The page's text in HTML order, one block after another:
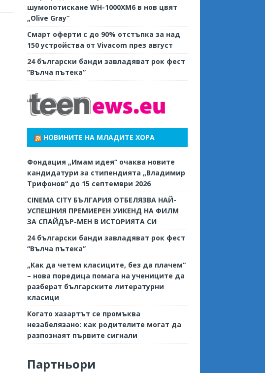
шумопотискане WH-1000XM6 в нов цвят
„Olive Gray“
Смарт оферти с до 90% отстъпка за над
150 устройства от Vivacom през август
24 български банди завладяват рок фест
“Вълча пътека”
НОВИНИТЕ НА МЛАДИТЕ ХОРА
Фондация „Имам идея“ очаква новите
кандидатури за стипендията „Владимир
Трифонов“ до 15 септември 2026
CINEMA CITY БЪЛГАРИЯ ОТБЕЛЯЗВА НАЙ-
УСПЕШНИЯ ПРЕМИЕРЕН УИКЕНД НА ФИЛМ
ЗА СПАЙДЪР-МЕН В ИСТОРИЯТА СИ
24 български банди завладяват рок фест
“Вълча пътека”
„Как да четем класиците, без да плачем“
– нова поредица помага на учениците да
разберат българските литературни
класици
Когато хазартът се промъква
незабелязано: как родителите могат да
разпознаят първите сигнали
Партньори